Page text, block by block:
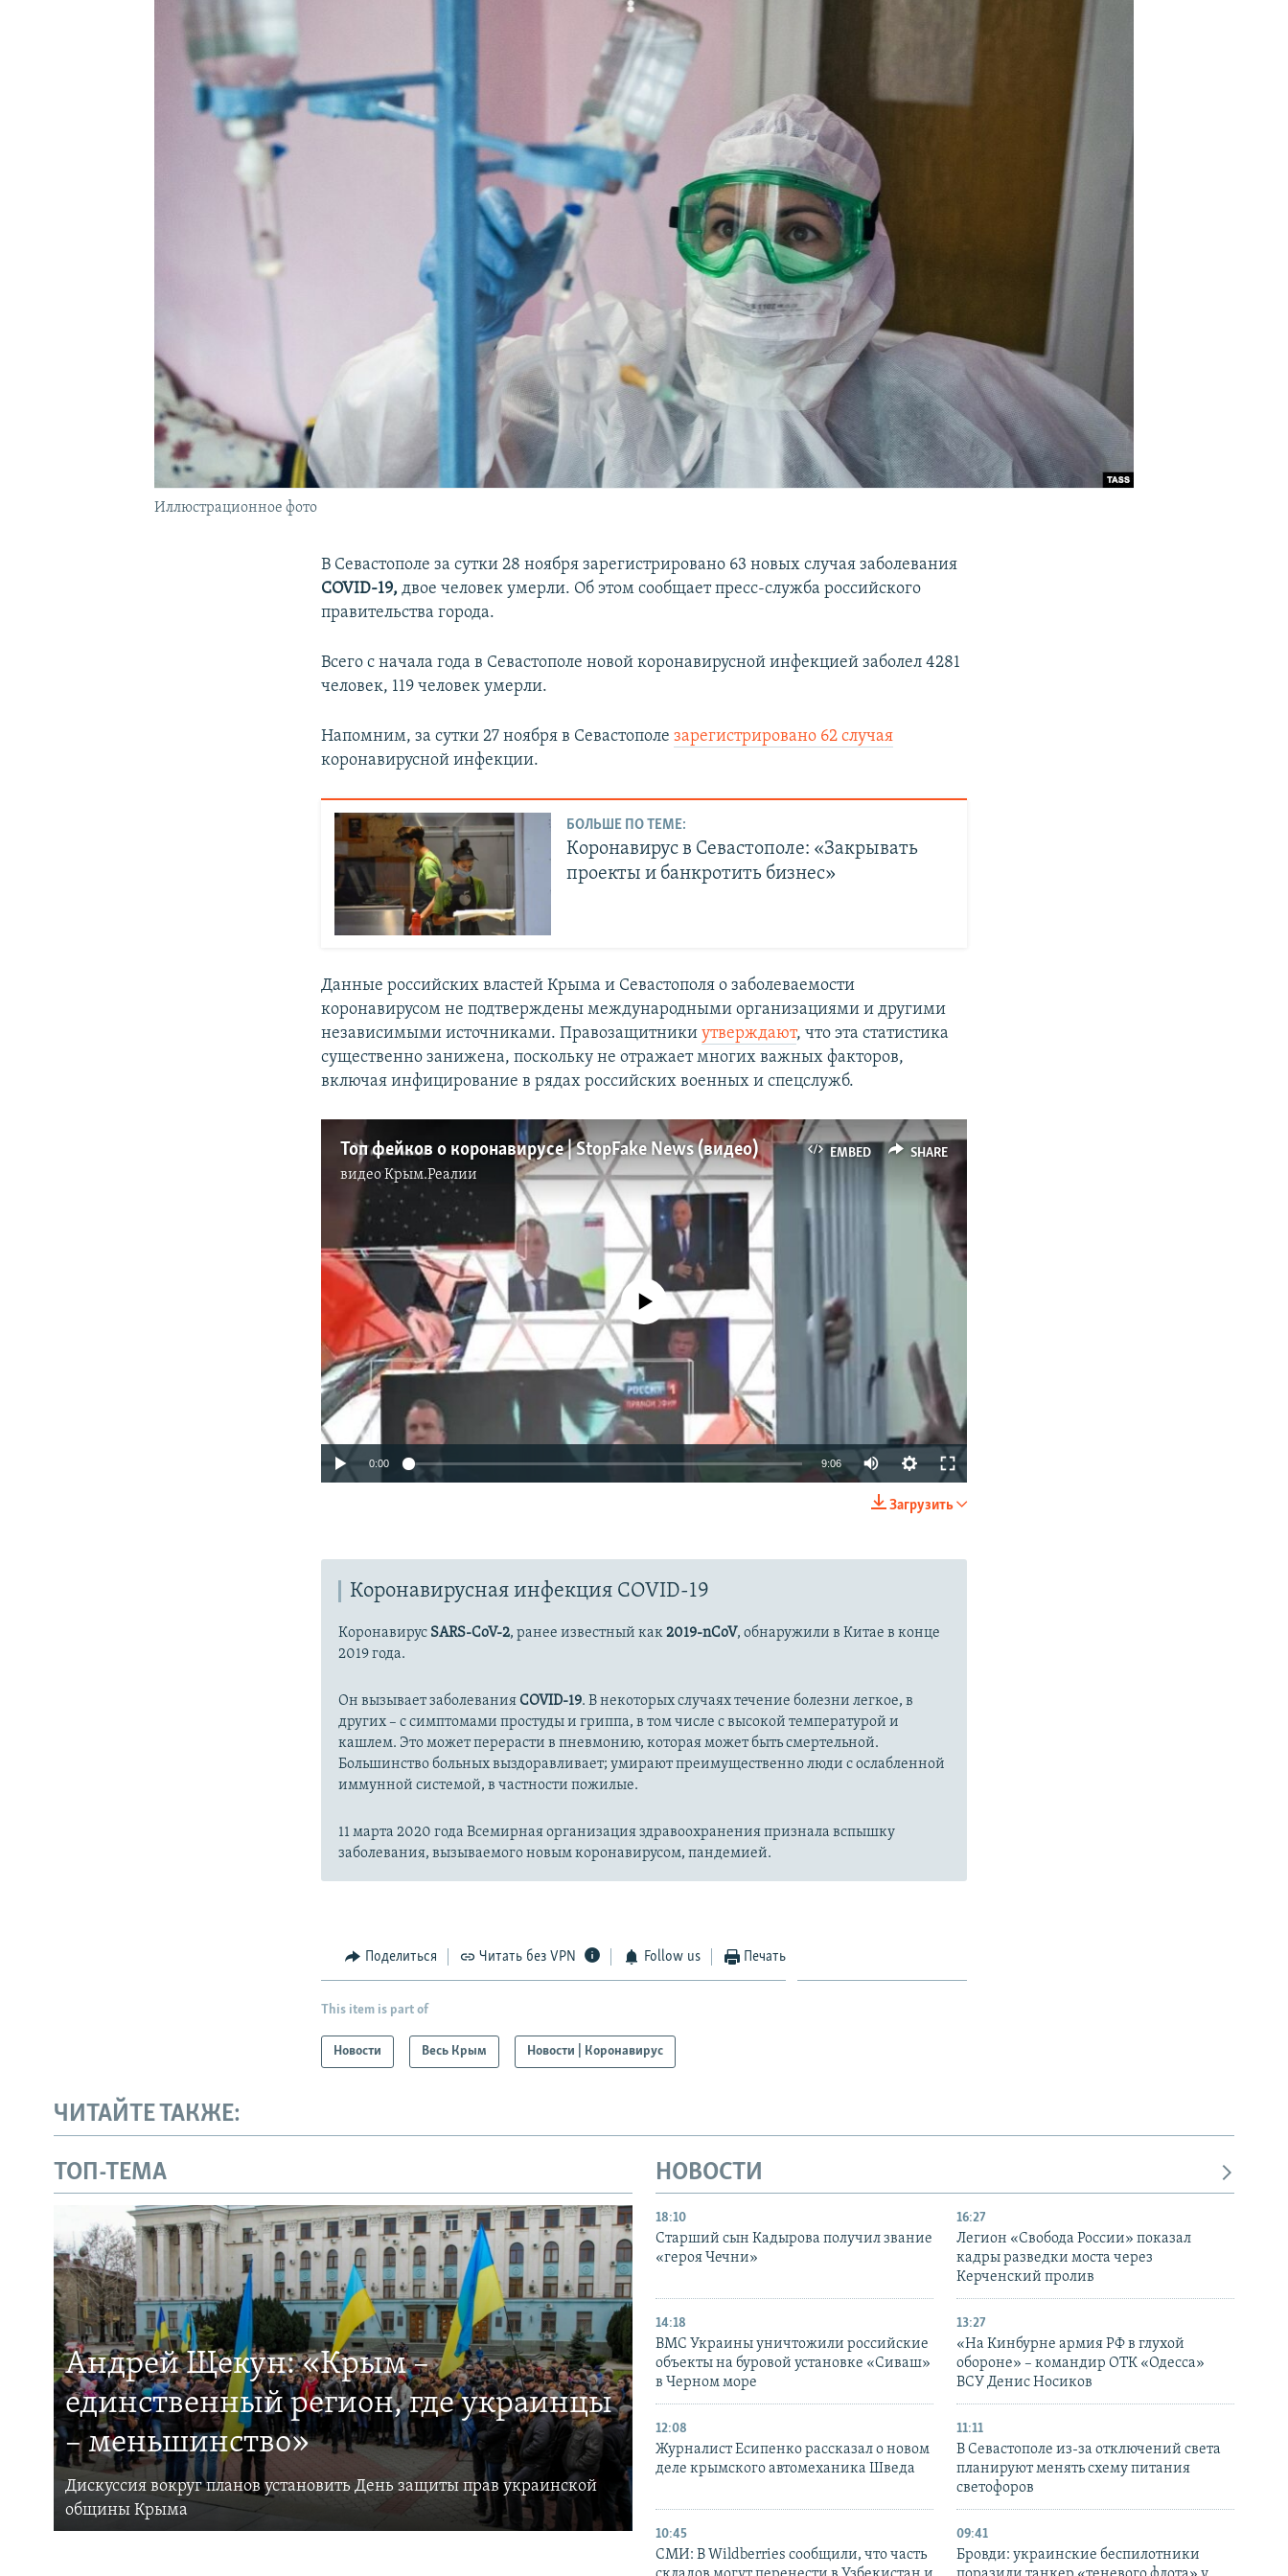
УКРАИНСКАЯ ПРОБЛЕМА КРЫМА
Иллюстрационное фото
В Севастополе за сутки 28 ноября зарегистрировано 63 новых случая заболевания
COVID-19,двое человек умерли. Об этом сообщает пресс-служба российского
правительства города.
Всего с начала года в Севастополе новой коронавирусной инфекцией заболел 4281
человек, 119 человек умерли.
Напомним, за сутки 27 ноября в Севастополезарегистрировано 62 случая
коронавирусной инфекции.
БОЛЬШЕ ПО ТЕМЕ:
Коронавирус в Севастополе: «Закрывать
проекты и банкротить бизнес»
Данные российских властей Крыма и Севастополя о заболеваемости
коронавирусом не подтверждены международными организациями и другими
независимыми источниками. Правозащитникиутверждают, что эта статистика
существенно занижена, поскольку не отражает многих важных факторов,
включая инфицирование в рядах российских военных и спецслужб.
EMBED SHARE
Топ фейков о коронавирусе | StopFake News (видео)
видеоКрым.Реалии
SHARE
Auto 360p 480p
No media source currently available
0:00 9:06
240p
480p
Загрузить
Коронавирусная инфекция COVID-19
Коронавирус SARS-CoV-2, ранее известный как2019-nCoV, обнаружили в Китае в конце
2019 года.
Он вызывает заболеванияCOVID-19. В некоторых случаях течение болезни легкое, в
других – с симптомами простуды и гриппа, в том числе с высокой температурой и
кашлем. Это может перерасти в пневмонию, которая может быть смертельной.
Большинство больных выздоравливает; умирают преимущественно люди с ослабленной
иммунной системой, в частности пожилые.
11 марта 2020 года Всемирная организация здравоохранения признала вспышку
заболевания, вызываемого новым коронавирусом, пандемией.
Поделиться Читать без VPN Follow us Печать
This item is part of
Новости Весь Крым Новости | Коронавирус
ЧИТАЙТЕ ТАКЖЕ:
ТОП-ТЕМА
Андрей Щекун: «Крым –
единственный регион, где украинцы
– меньшинство»
Дискуссия вокруг планов установить День защиты прав украинской
общины Крыма
НОВОСТИ
18:10
Старший сын Кадырова получил звание
«героя Чечни»
16:27
Легион «Свобода России» показал
кадры разведки моста через
Керченский пролив
14:18
ВМС Украины уничтожили российские
объекты на буровой установке «Сиваш»
в Черном море
13:27
«На Кинбурне армия РФ в глухой
обороне» – командир ОТК «Одесса»
ВСУ Денис Носиков
12:08
Журналист Есипенко рассказал о новом
деле крымского автомеханика Шведа
11:11
В Севастополе из-за отключений света
планируют менять схему питания
светофоров
10:45
СМИ: В Wildberries сообщили, что часть
09:41
Бровди: украинские беспилотники